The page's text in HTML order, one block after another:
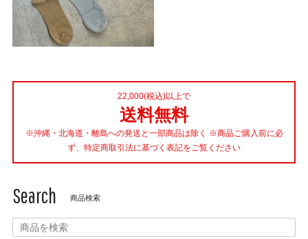
22,000(税込)以上で
送料無料
※沖縄・北海道・離島への発送と一部商品は除く ※商品ご購入前に必
ず、特定商取引法に基づく表記をご覧ください
Search 商品検索